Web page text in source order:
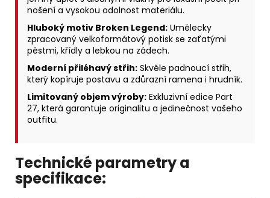
nošení a vysokou odolnost materiálu.
Hluboký motiv Broken Legend: Umělecky
zpracovaný velkoformátový potisk se zaťatými
pěstmi, křídly a lebkou na zádech.
Moderní přiléhavý střih: Skvěle padnoucí střih,
který kopíruje postavu a zdůrazní ramena i hrudník.
Limitovaný objem výroby: Exkluzivní edice Part
27, která garantuje originalitu a jedinečnost vašeho
outfitu.
Technické parametry a
specifikace: